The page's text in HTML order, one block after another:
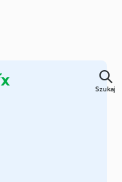
Szukaj